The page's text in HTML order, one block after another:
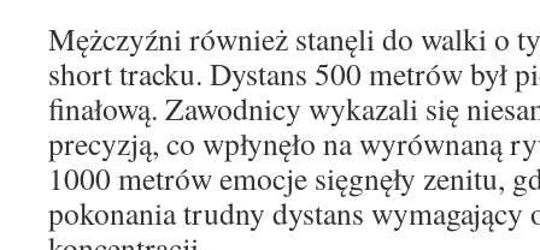
Mężczyźni również stanęli do walki o
short tracku. Dystans 500 metrów był
finałową. Zawodnicy wykazali się
precyzją, co wpłynęło na wyrównaną
1000 metrów emocje sięgnęły zenitu,
pokonania trudny dystans wymagający